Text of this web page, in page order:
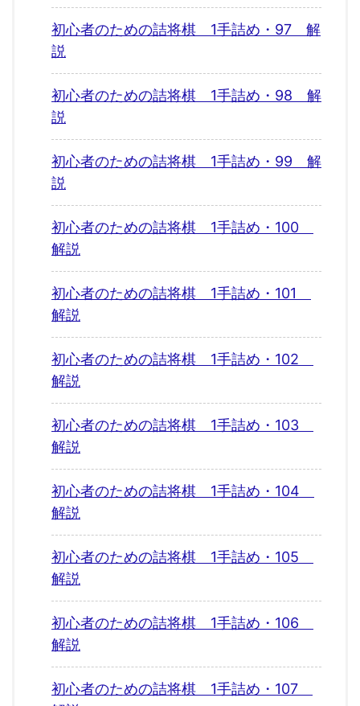
初心者のための詰将棋 1手詰め・97 解
説
初心者のための詰将棋 1手詰め・98 解
説
初心者のための詰将棋 1手詰め・99 解
説
初心者のための詰将棋 1手詰め・100
解説
初心者のための詰将棋 1手詰め・101
解説
初心者のための詰将棋 1手詰め・102
解説
初心者のための詰将棋 1手詰め・103
解説
初心者のための詰将棋 1手詰め・104
解説
初心者のための詰将棋 1手詰め・105
解説
初心者のための詰将棋 1手詰め・106
解説
初心者のための詰将棋 1手詰め・107